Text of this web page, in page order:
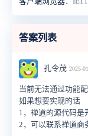
答案列表
孔令茂 2025-
当前无法通过功能
如果想要实现的话
1，禅道的源代码是
2，可以联系禅道商